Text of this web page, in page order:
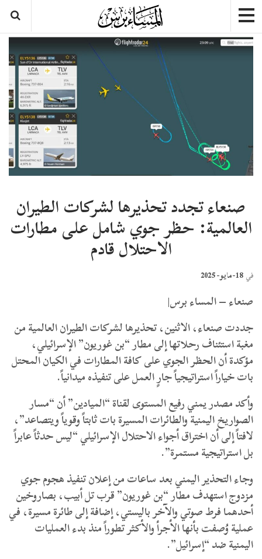
صنعاء تجدد تحذيرها لشركات الطيران
العالمية: حظر جوي شامل على مطارات
الاحتلال قادم
في 18-مايو- 2025
صنعاء – المساء برس|
جددت صنعاء، الاثنين، تحذيرها لشركات الطيران العالمية من
مغبة استئناف رحلاتها إلى مطار “بن غوريون” الإسرائيلي،
مؤكدة أن الحظر الجوي على كافة المطارات في الكيان المحتل
بات خياراً استراتيجياً جارٍ العمل على تنفيذه ميدانياً.
وأكد مصدر يمني رفيع المستوى لقناة “الميادين” أن “مسار
الصواريخ اليمنية والطائرات المسيرة بات ثابتاً وقوياً ويتصاعد”،
لافتاً إلى أن اختراق أجواء الاحتلال الإسرائيلي “ليس حدثاً عابراً
بل استراتيجية مستمرة”.
وجاء التحذير اليمني بعد ساعات من إعلان تنفيذ هجوم جوي
مزدوج استهدف مطار “بن غوريون” قرب تل أبيب، بصاروخين
أحدهما فرط صوتي والآخر باليستي، إضافة إلى طائرة مسيرة، في
عملية وُصفت بأنها الأجرأ والأكثر تطوراً منذ بدء العمليات
اليمنية ضد “إسرائيل”.